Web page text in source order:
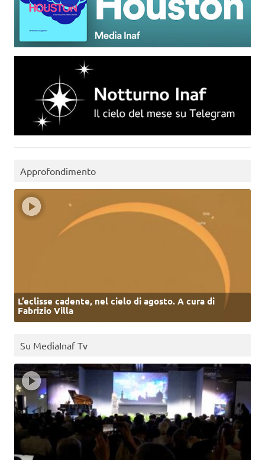
Approfondimento
L’eclisse cadente, nel cielo di agosto. A cura di
Fabrizio Villa
Su MediaInaf Tv